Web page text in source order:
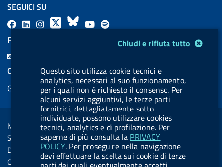
Chiudi e rifiuta tutto
Questo sito utilizza cookie tecnici e
analytics, necessari al suo funzionamento,
per i quali non è richiesto il consenso. Per
alcuni servizi aggiuntivi, le terze parti
fornitrici, dettagliatamente sotto
individuate, possono utilizzare cookies
tecnici, analytics e di profilazione. Per
saperne di più consulta la PRIVACY
POLICY. Per proseguire nella navigazione
devi effettuare la scelta sui cookie di terze
SEGUICI SU
F
L
l
.
b
u
t
t
o
X
B
s
k
y
Y
u
b
e
l
l
.
b
u
t
t
o
FEED RSS
COOKIES
Gestione cookie
Sezione Link Utili
Note legali
Social Media Policy
Dichiarazione di accessibilità
Obiettivi di accessibilità